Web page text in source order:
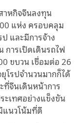
าหกิจจีนลงทุน
แห่ง ครอบคลุม
และมีการจ้าง
ารเปิดเดินรถไฟ
ขบวน เชื่อมต่อ 26
โรปจำนวนมากก็ได้
จีนเดินหน้าการ
เทศอย่างแข็งขัน
แนวโน้มที่ดี